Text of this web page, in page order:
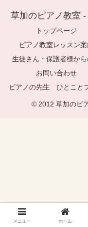
草加のピアノ教室
トップページ
ピアノ教室レッスン案
生徒さん・保護者様か
お問い合わせ
ピアノの先生 ひとこと
© 2012 草加のピ
メニュー ホーム